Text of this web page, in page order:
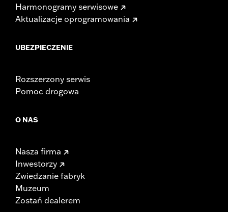
Harmonogramy serwisowe
Aktualizacje oprogramowania
UBEZPIECZENIE
Rozszerzony serwis
Pomoc drogowa
O NAS
Nasza firma
Inwestorzy
Zwiedzanie fabryk
Muzeum
Zostań dealerem